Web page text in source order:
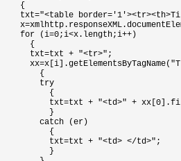
    {
txt="<table
    for (i=0;i<x.length;i++)
      {
      txt=txt + "<tr>";
        {
        try
          {
txt=txt + "<td>" +
          }
        catch (er)
          {
          txt=txt + "<td> </td>";
          }